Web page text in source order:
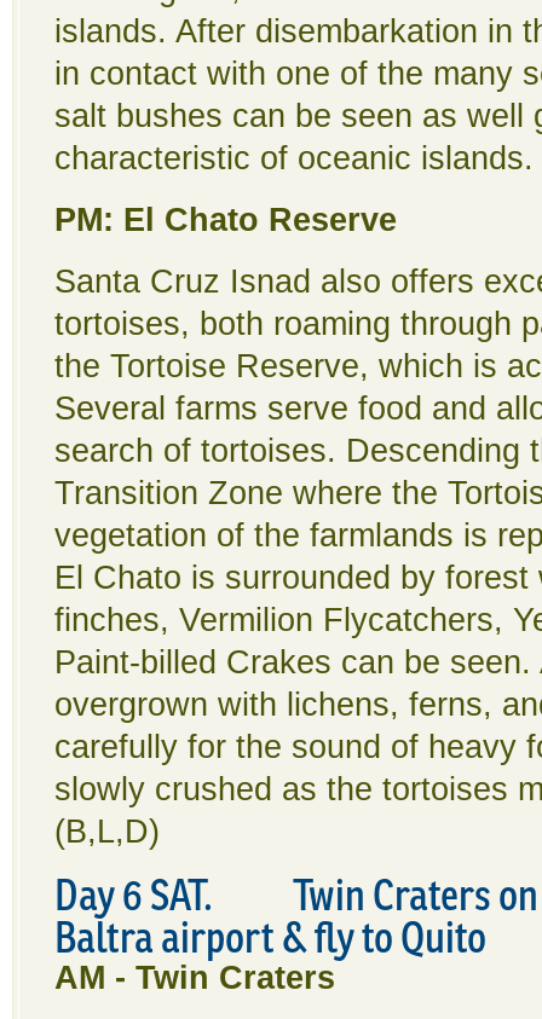
islands. After disembarkation in
in contact with one of the many
salt bushes can be seen as
characteristic of oceanic islands.
PM: El Chato Reserve
Santa Cruz Isnad also offers
tortoises, both roaming through
the Tortoise Reserve, which is
Several farms serve food and
search of tortoises. Descending
Transition Zone where the
vegetation of the farmlands is
El Chato is surrounded by
finches, Vermilion Flycatchers,
Paint-billed Crakes can be
overgrown with lichens, ferns,
carefully for the sound of heavy
slowly crushed as the tortoises
(B,L,D)
Day 6 SAT. Twin Craters on
Baltra airport & fly to Quito
AM - Twin Craters